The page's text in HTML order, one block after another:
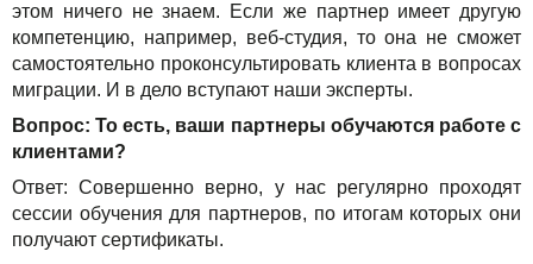
этом ничего не знаем. Если же партнер имеет другую
компетенцию, например, веб-студия, то она не сможет
самостоятельно проконсультировать клиента в вопросах
миграции. И в дело вступают наши эксперты.
Вопрос: То есть, ваши партнеры обучаются работе с
клиентами?
Ответ: Совершенно верно, у нас регулярно проходят
сессии обучения для партнеров, по итогам которых они
получают сертификаты.